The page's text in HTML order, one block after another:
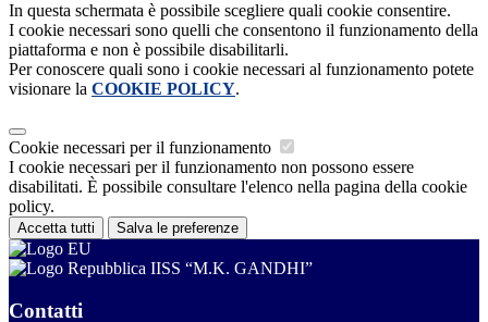
In questa schermata è possibile scegliere quali cookie consentire.
I cookie necessari sono quelli che consentono il funzionamento della
piattaforma e non è possibile disabilitarli.
Per conoscere quali sono i cookie necessari al funzionamento potete
visionare la COOKIE POLICY.
Cookie necessari per il funzionamento
I cookie necessari per il funzionamento non possono essere
disabilitati. È possibile consultare l'elenco nella pagina della cookie
policy.
Accetta tutti Salva le preferenze
IISS “M.K. GANDHI”
Contatti